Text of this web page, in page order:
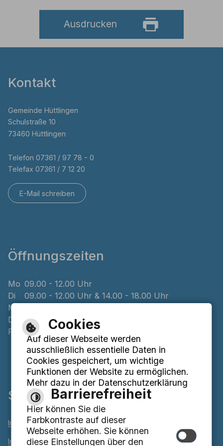
Ausdrucken
Kontakt
Gemeinde Hüttlingen
Schulstraße 10
73460 Hüttlingen
Telefon 07361 / 97 78 - 0
Telefax 07361 / 7 12 20
E-Mail schreiben
Öffnungszeiten
Mo 09.00 - 12.00 Uhr
Di
09.00 - 12.00 Uhr & 14.00 - 18.00 Uhr
Mi
Do
08.00 - 12.00 Uhr & 14.00 - 16.00 Uhr
Fr
09.00 - 12.00 Uhr
Service
Inhaltsverzeichnis
Impressum
Cookies
Auf dieser Webseite werden
ausschließlich essentielle Daten in
Cookies gespeichert, um wichtige
Funktionen der Website zu ermöglichen.
Mehr dazu in der Datenschutzerklärung
Barrierefreiheit
Hier können Sie die
Farbkontraste auf dieser
Webseite erhöhen. Sie können
diese Einstellungen über den